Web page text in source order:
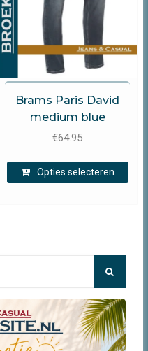
Brams Paris
Brams Paris David
medium blue
€64.95
Opties selecteren